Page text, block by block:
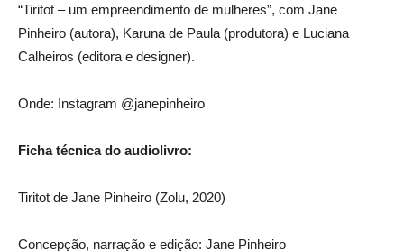
“Tiritot – um empreendimento de mulheres”, com Jane
Pinheiro (autora), Karuna de Paula (produtora) e Luciana
Calheiros (editora e designer).
Onde: Instagram @janepinheiro
Ficha técnica do audiolivro:
Tiritot de Jane Pinheiro (Zolu, 2020)
Concepção, narração e edição: Jane Pinheiro